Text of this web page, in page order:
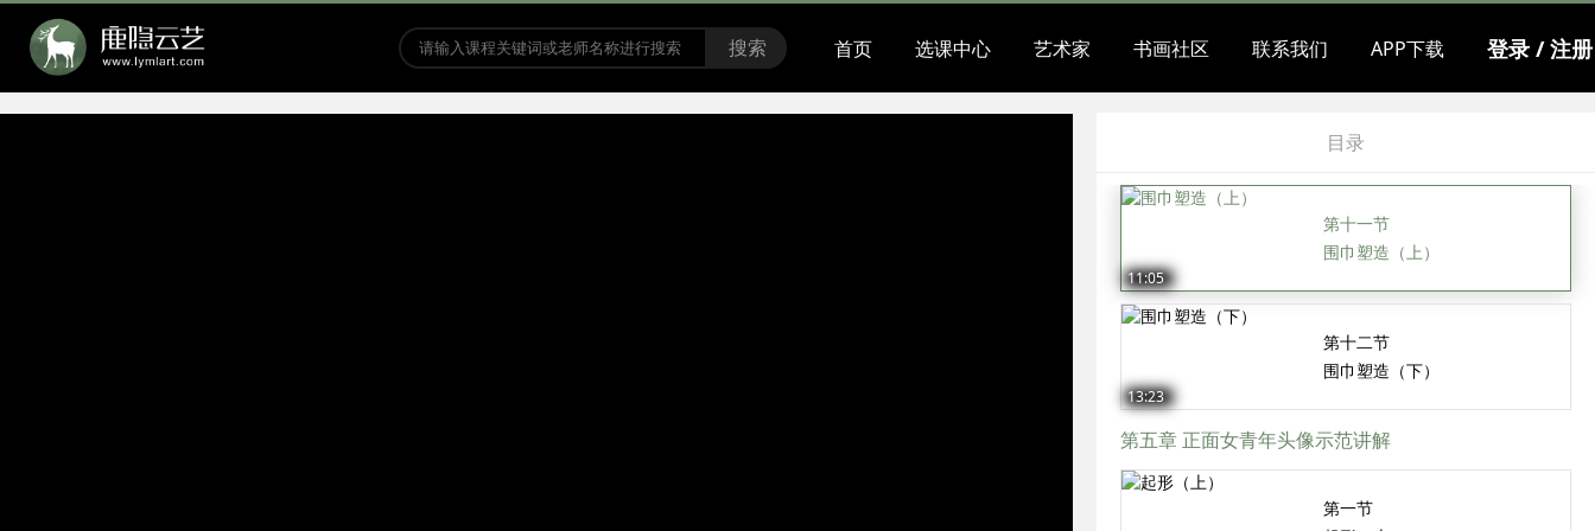
搜索 首页 选课中心 艺术家 书画社区 联系我们 APP下载 登录 / 注册
目录
13:06
围巾揉擦
11:05
第十一节
围巾塑造（上）
13:23
第十二节
围巾塑造（下）
第五章 正面女青年头像示范讲解
第一节